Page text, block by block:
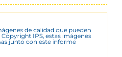
de calidad que pueden
IPS, estas imágenes
junto con este informe